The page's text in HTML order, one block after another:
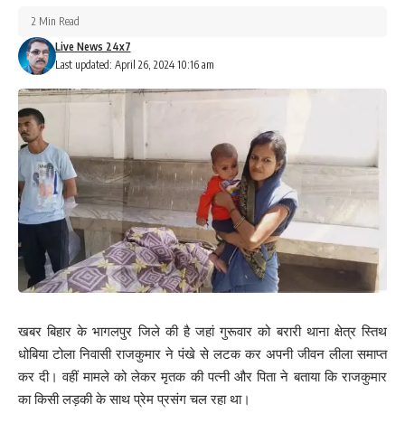
Last updated: April 26, 2024 10:16 am
Live News 24x7
2 Min Read
खबर बिहार के भागलपुर जिले की है जहां गुरूवार को बरारी थाना क्षेत्र स्तिथ
धोबिया टोला निवासी राजकुमार ने पंखे से लटक कर अपनी जीवन लीला समाप्त
कर दी। वहीं मामले को लेकर मृतक की पत्नी और पिता ने बताया कि राजकुमार
का किसी लड़की के साथ प्रेम प्रसंग चल रहा था।